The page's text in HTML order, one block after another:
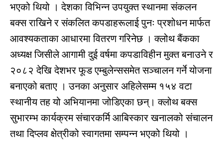
भएको थियो । देशका विभिन्न उपयुक्त स्थानमा संकलन
बक्स राखिने र संकलित कपडाहरूलाई पुनः प्रशोधन मार्फत
आवश्यकताका आधारमा वितरण गरिनेछ । क्लोथ बैंकका
अध्यक्ष जिसीले आगामी दुई वर्षमा कपडाविहीन मुक्त बनाउने र
२०८२ देखि देशभर फूड एम्बुलेन्ससमेत सञ्चालन गर्ने योजना
बनाएको बताए । उनका अनुसार अहिलेसम्म १५४ वटा
स्थानीय तह यो अभियानमा जोडिएका छन्। क्लोथ बक्स
सुभारम्भ कार्यक्रम संचारकर्मि आबिस्कार खनालको संचालन
तथा दिप्लव क्षेत्रीको स्वागतमा सम्पन्न भएको थियो ।